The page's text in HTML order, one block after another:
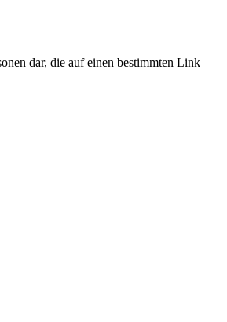
dar, die auf einen bestimmten Link